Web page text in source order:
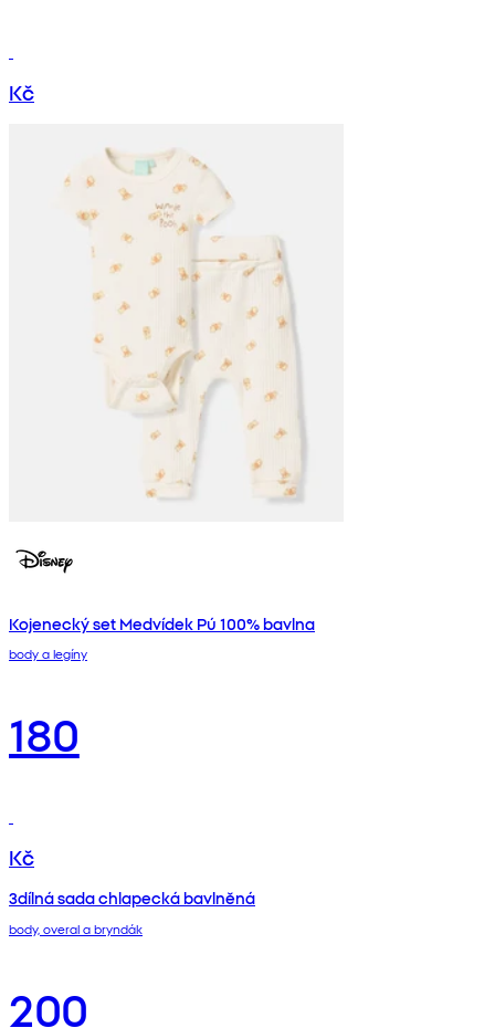
Kč
Kojenecký set Medvídek Pú 100% bavlna
body a legíny
180
Kč
3dílná sada chlapecká bavlněná
body, overal a bryndák
200